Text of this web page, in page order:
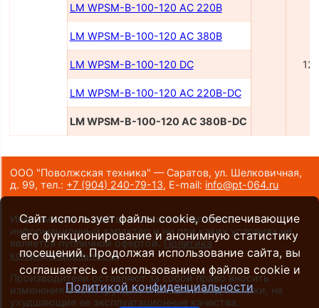
LM WPSM-B-100-120 AC 220B
LM WPSM-B-100-120 AC 380B
LM WPSM-B-100-120 DC
LM WPSM-B-100-120 AC 220B-DC
LM WPSM-B-100-120 AC 380B-DC
ООО "Поволжская техника" — Саратов, ул. Шелковичная,
д. 99,тел.: +7 (904) 240-79-13, E-mail: info@pt-064.ru
Информация на сайте носит исключительно
информационный характер и ни при каких условиях не
является публичной офертой. Политика
конфиденциальности.
Производители оставляют за собой право вносить
изменения в конструкцию и внешний вид техники, не
ухудшающие ее эксплуатационные качества.
Сайт использует файлы cookie, обеспечивающие
его функционирование и анонимную статистику
посещений. Продолжая использование сайта, вы
соглашаетесь с использованием файлов cookie и
Политикой конфиденциальности